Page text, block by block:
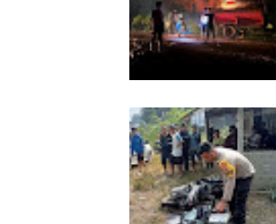
13 Jam Berjuang,
Polsek Toba dan
Warga Berhasil
Jinakkan Karhutla 7
Hektare di Desa
Bagan Asam